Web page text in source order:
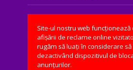
Site-ul nostru web funcționează
afișării de reclame online
rugăm să luați în considerare
dezactivând dispozitivul de
anunțurilor.